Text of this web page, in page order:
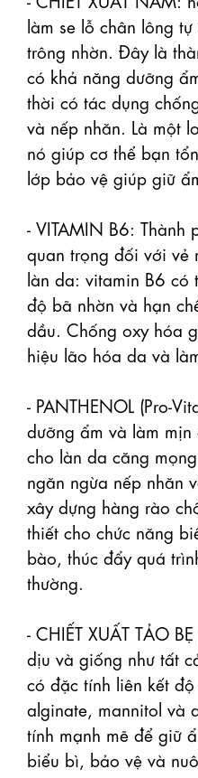
làm se lỗ chân lông
trông nhờn. Đây là
có khả năng dưỡng
thời có tác dụng
và nếp nhăn. Là một
nó giúp cơ thể bạn
lớp bảo vệ giúp giữ
- VITAMIN B6: Thành
quan trọng đối với vẻ
làn da: vitamin B6 có
độ bã nhờn và hạn
dầu. Chống oxy hóa
hiệu lão hóa da và
- PANTHENOL (Pro-
dưỡng ẩm và làm
cho làn da căng
ngăn ngừa nếp nhăn
xây dựng hàng rào
thiết cho chức năng
bào, thúc đẩy quá
thường.
- CHIẾT XUẤT TẢO
dịu và giống như tất
có đặc tính liên kết
alginate, mannitol và
tính mạnh mẽ để giữ
biểu bì, bảo vệ và